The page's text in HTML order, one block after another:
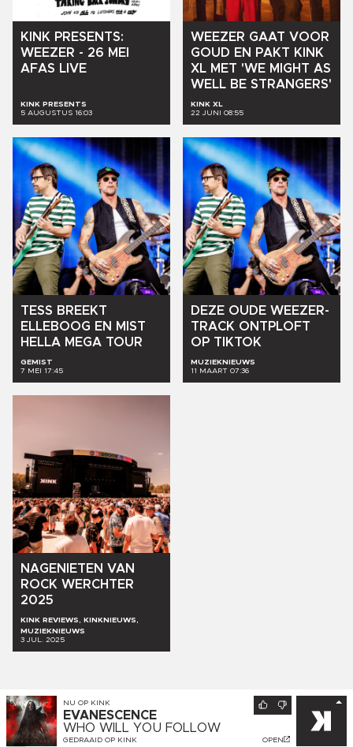
KINK PRESENTS:
WEEZER - 26 MEI
AFAS LIVE
KINK PRESENTS
5 AUGUSTUS 16:03
WEEZER GAAT VOOR
GOUD EN PAKT KINK
XL MET 'WE MIGHT AS
WELL BE STRANGERS'
KINK XL
22 JUNI 08:55
TESS BREEKT
ELLEBOOG EN
MIST
HELLA MEGA TOUR
GEMIST
7 MEI 17:45
DEZE OUDE WEEZER-
TRACK ONTPLOFT
OP TIKTOK
MUZIEKNIEUWS
11 MAART 07:36
NAGENIETEN VAN
ROCK WERCHTER
2025
KINK REVIEWS, KINKNIEUWS,
MUZIEKNIEUWS
3 JUL. 2025
NU OP KINK
EVANESCENCE
WHO WILL YOU FOLLOW
GEDRAAID OP KINK OPEN